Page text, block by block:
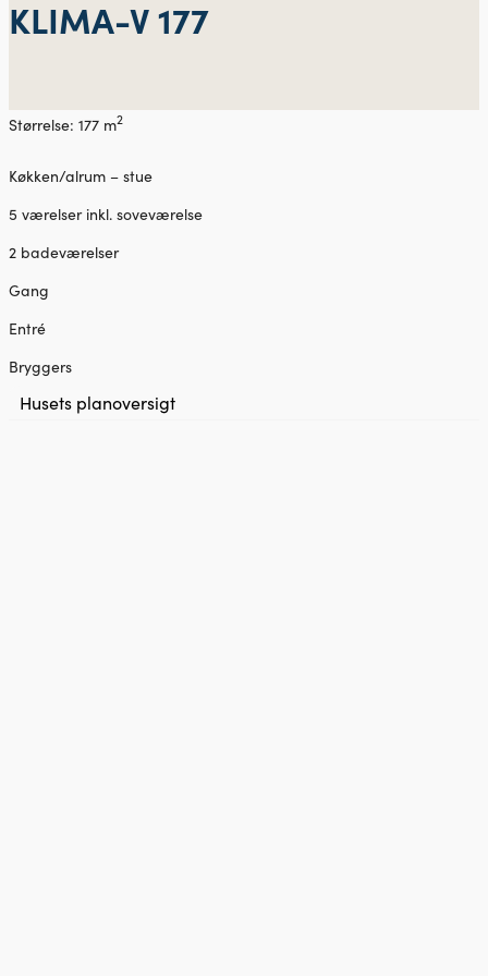
KLIMA-V 177
Størrelse: 177 m2
Køkken/alrum – stue
5 værelser inkl. soveværelse
2 badeværelser
Gang
Entré
Bryggers